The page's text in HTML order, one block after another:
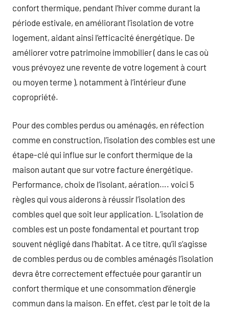
confort thermique, pendant l’hiver comme durant la
période estivale, en améliorant l’isolation de votre
logement, aidant ainsi l’efficacité énergétique. De
améliorer votre patrimoine immobilier ( dans le cas où
vous prévoyez une revente de votre logement à court
ou moyen terme ), notamment à l’intérieur d’une
copropriété.
Pour des combles perdus ou aménagés, en réfection
comme en construction, l’isolation des combles est une
étape-clé qui influe sur le confort thermique de la
maison autant que sur votre facture énergétique.
Performance, choix de l’isolant, aération…. voici 5
règles qui vous aiderons à réussir l’isolation des
combles quel que soit leur application. L’isolation de
combles est un poste fondamental et pourtant trop
souvent négligé dans l’habitat. A ce titre, qu’il s’agisse
de combles perdus ou de combles aménagés l’isolation
devra être correctement effectuée pour garantir un
confort thermique et une consommation d’énergie
commun dans la maison. En effet, c’est par le toit de la